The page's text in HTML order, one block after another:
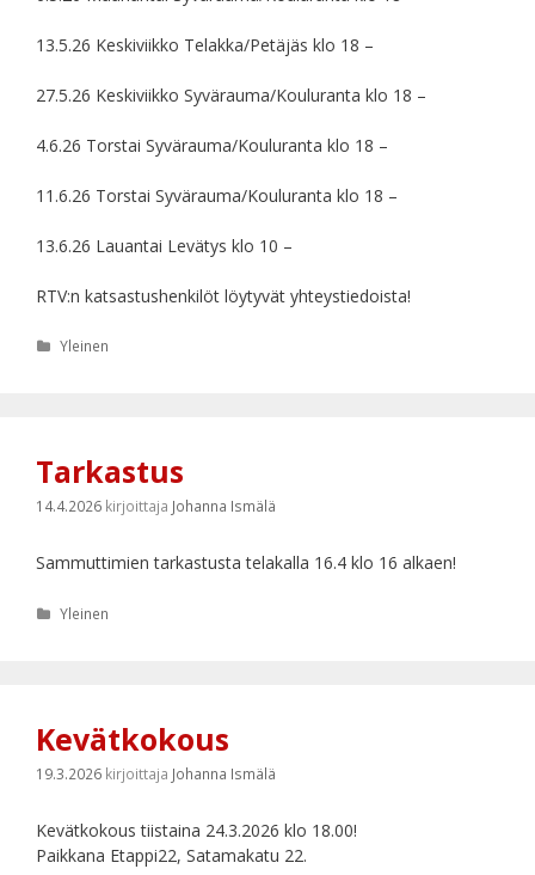
13.5.26 Keskiviikko Telakka/Petäjäs klo 18 –
27.5.26 Keskiviikko Syvärauma/Kouluranta klo 18 –
4.6.26 Torstai Syvärauma/Kouluranta klo 18 –
11.6.26 Torstai Syvärauma/Kouluranta klo 18 –
13.6.26 Lauantai Levätys klo 10 –
RTV:n katsastushenkilöt löytyvät yhteystiedoista!
Kategoriat
Yleinen
Tarkastus
14.4.2026 kirjoittaja Johanna Ismälä
Sammuttimien tarkastusta telakalla 16.4 klo 16 alkaen!
Kategoriat
Yleinen
Kevätkokous
19.3.2026 kirjoittaja Johanna Ismälä
Kevätkokous tiistaina 24.3.2026 klo 18.00!
Paikkana Etappi22, Satamakatu 22.